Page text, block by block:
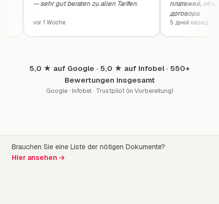
— sehr gut beraten zu allen Tarifen.
vor 1 Woche
платежей,
договора.
5 дней назад
5,0 ★ auf Google · 5,0 ★ auf Infobel · 550+
Bewertungen insgesamt
Google · Infobel · Trustpilot (in Vorbereitung)
Brauchen Sie eine Liste der nötigen Dokumente?
Hier ansehen →